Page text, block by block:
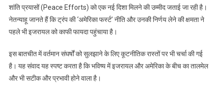
शांति प्रयासों (Peace Efforts) को एक नई दिशा मिलने की उम्मीद जताई जा रही है।
नेतन्याहू जानते हैं कि ट्रंप की ‘अमेरिका फर्स्ट’ नीति और उनकी निर्णय लेने की क्षमता ने
पहले भी इजरायल को काफी फायदा पहुंचाया है।
इस बातचीत में वर्तमान संघर्षों को सुलझाने के लिए कूटनीतिक रास्तों पर भी चर्चा की गई
है। यह संवाद यह स्पष्ट करता है कि भविष्य में इजरायल और अमेरिका के बीच का तालमेल
और भी सटीक और प्रभावी होने वाला है।